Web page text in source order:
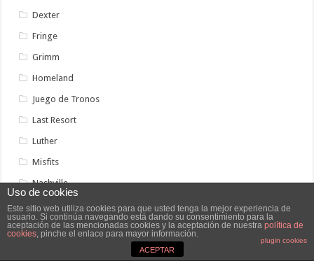
Dexter
Fringe
Grimm
Homeland
Juego de Tronos
Last Resort
Luther
Misfits
Nashville
Person of Interest
Revenge
Uso de cookies
Este sitio web utiliza cookies para que usted tenga la mejor experiencia de
usuario. Si continúa navegando está dando su consentimiento para la
aceptación de las mencionadas cookies y la aceptación de nuestra política de
cookies, pinche el enlace para mayor información.
plugin cookies
ACEPTAR